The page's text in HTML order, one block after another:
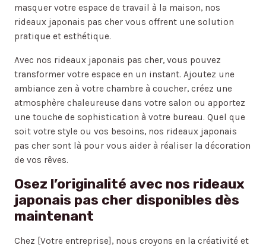
masquer votre espace de travail à la maison, nos
rideaux japonais pas cher vous offrent une solution
pratique et esthétique.
Avec nos rideaux japonais pas cher, vous pouvez
transformer votre espace en un instant. Ajoutez une
ambiance zen à votre chambre à coucher, créez une
atmosphère chaleureuse dans votre salon ou apportez
une touche de sophistication à votre bureau. Quel que
soit votre style ou vos besoins, nos rideaux japonais
pas cher sont là pour vous aider à réaliser la décoration
de vos rêves.
Osez l’originalité avec nos rideaux
japonais pas cher disponibles dès
maintenant
Chez [Votre entreprise], nous croyons en la créativité et